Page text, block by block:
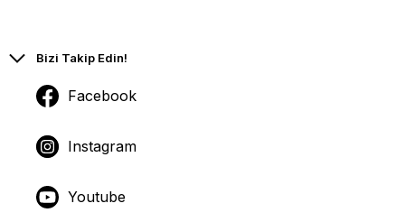
Bizi Takip Edin!
Facebook
Instagram
Youtube